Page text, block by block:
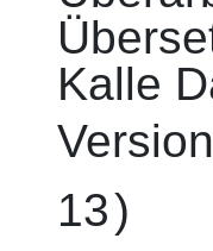
Kalle
Version
13)